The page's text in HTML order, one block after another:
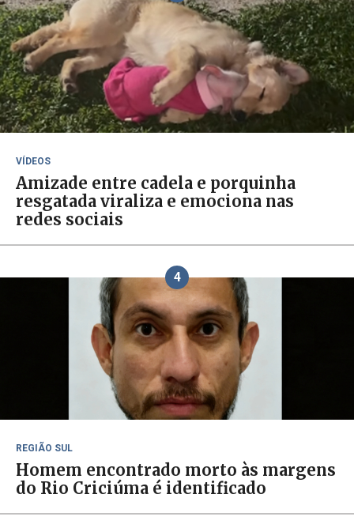
VÍDEOS
Amizade entre cadela e porquinha
resgatada viraliza e emociona nas
redes sociais
4
REGIÃO SUL
Homem encontrado morto às margens
do Rio Criciúma é identificado